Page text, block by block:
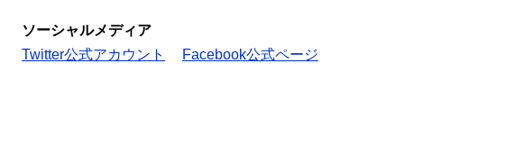
ソーシャルメディア
Twitter公式アカウント
Facebook公式ページ